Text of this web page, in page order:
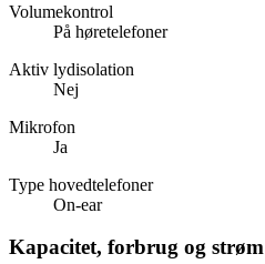
Volumekontrol
På høretelefoner
Aktiv lydisolation
Nej
Mikrofon
Ja
Type hovedtelefoner
On-ear
Kapacitet, forbrug og strøm